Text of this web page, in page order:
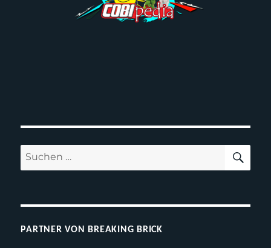
Suchen
nach:
PARTNER VON BREAKING BRICK